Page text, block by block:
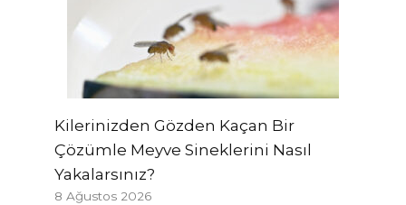
Kilerinizden Gözden Kaçan Bir
Çözümle Meyve Sineklerini Nasıl
Yakalarsınız?
8 Ağustos 2026